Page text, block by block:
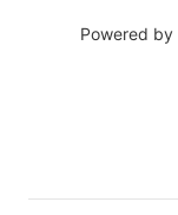
Powered by